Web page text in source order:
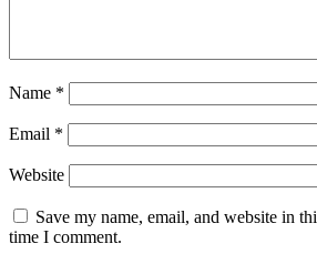
Name *
Email *
Website
Save my name, email, and website in
time I comment.